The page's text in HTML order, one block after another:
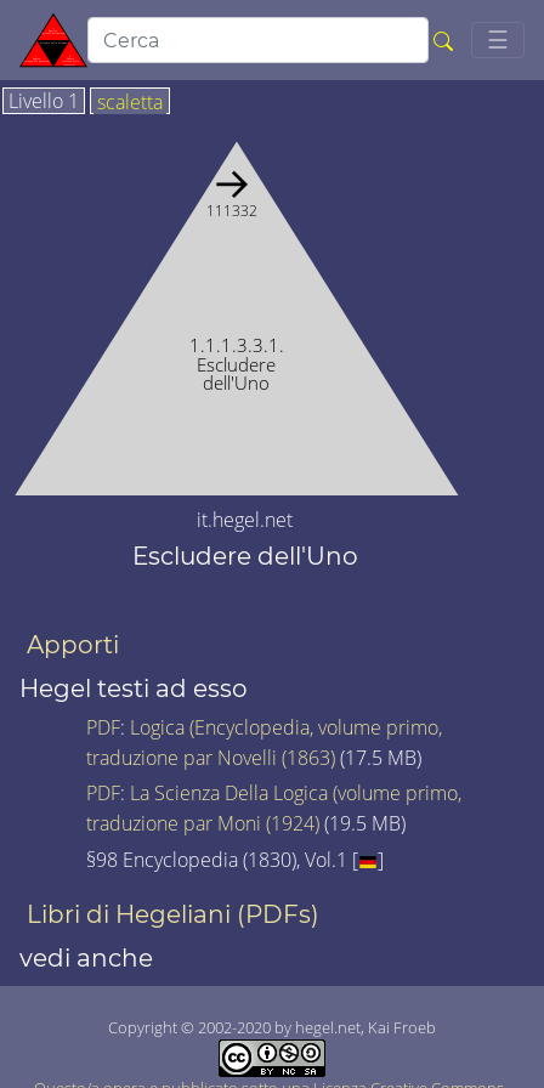
☰
Livello 1 scaletta
1.1.1.3.3.1.
Escludere
dell'Uno
→
111332
it.hegel.net
Escludere dell'Uno
Apporti
Hegel testi ad esso
PDF: Logica (Encyclopedia, volume primo,
traduzione par Novelli (1863)(17.5 MB)
PDF: La Scienza Della Logica (volume primo,
traduzione par Moni (1924)(19.5 MB)
§98 Encyclopedia (1830), Vol.1 [
]
Libri di Hegeliani (PDFs)
vedi anche
Copyright © 2002-2020 by hegel.net, Kai Froeb